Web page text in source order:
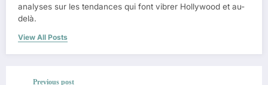
analyses sur les tendances qui font vibrer Hollywood et au-
delà.
View All Posts
Previous post